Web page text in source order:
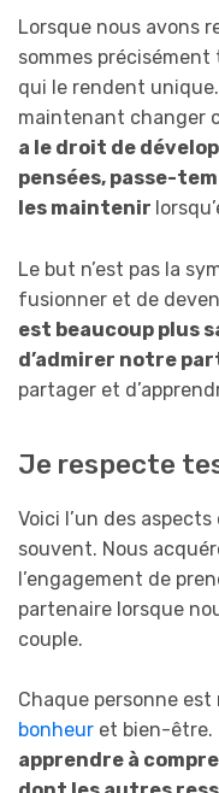
Lorsque nous avons
sommes
qui le rendent
maintenant changer
a le droit de
pensées, passe-
les maintenir
Le but n’est pas la
fusionner et de
est beaucoup plus
d’admirer notre
partager et
Je respecte
Voici l’un des
souvent. Nous
l’engagement de
partenaire lorsque
couple.
Chaque personne est
bonheur et bien-être.
apprendre à